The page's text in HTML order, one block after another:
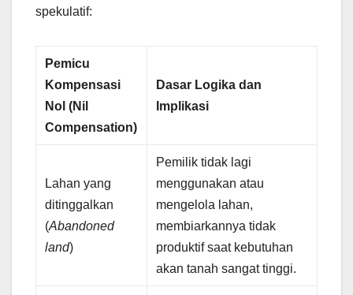
spekulatif:
Pemicu
Kompensasi
Nol (Nil
Compensation)
Dasar Logika dan
Implikasi
Lahan yang
ditinggalkan
(Abandoned
land)
Pemilik tidak lagi
menggunakan atau
mengelola lahan,
membiarkannya tidak
produktif saat kebutuhan
akan tanah sangat tinggi.